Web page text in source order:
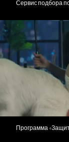
Сервис подбора
Программа